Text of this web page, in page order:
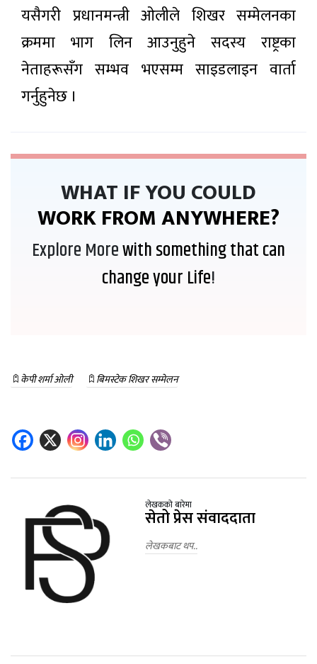
यसैगरी प्रधानमन्त्री ओलीले शिखर सम्मेलनका
क्रममा भाग लिन आउनुहुने सदस्य राष्ट्रका
नेताहरूसँग सम्भव भएसम्म साइडलाइन वार्ता
गर्नुहुनेछ ।
WHAT IF YOU COULD
WORK FROM ANYWHERE?
Explore Morewith something that can
change your Life!
केपी शर्मा ओली बिमस्टेक शिखर सम्मेलन
लेखकको बारेमा
सेतो प्रेस संवाददाता
लेखकबाट थप..